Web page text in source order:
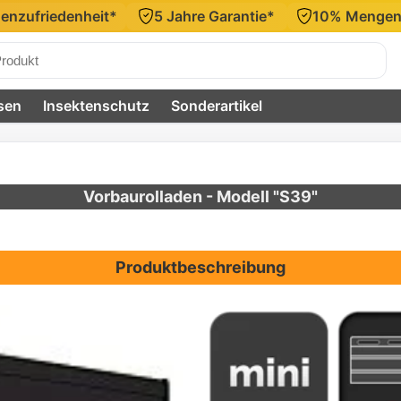
(DE) ab 450 €* Geprüfter Shop aus Deutschland*
Insektenschutz Sonderartikel
Vorbaurolladen - Modell "S39"
Produktbeschreibung